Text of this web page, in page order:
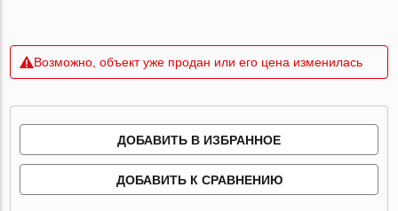
Возможно, объект уже продан или его цена изменилась
ДОБАВИТЬ В ИЗБРАННОЕ
ДОБАВИТЬ К СРАВНЕНИЮ